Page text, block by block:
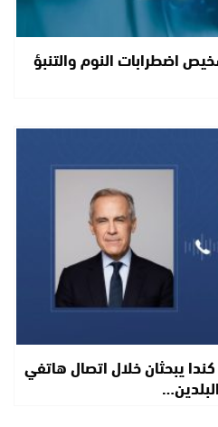
اضطرابات النوم والتنبؤ
يبحثان خلال اتصال هاتفي